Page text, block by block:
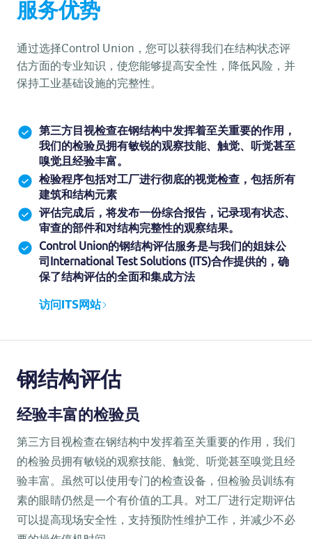
服务优势
通过选择Control Union，您可以获得我们在结构状态评
估方面的专业知识，使您能够提高安全性，降低风险，并
保持工业基础设施的完整性。
第三方目视检查在钢结构中发挥着至关重要的作用，
我们的检验员拥有敏锐的观察技能、触觉、听觉甚至
嗅觉且经验丰富。
检验程序包括对工厂进行彻底的视觉检查，包括所有
建筑和结构元素
评估完成后，将发布一份综合报告，记录现有状态、
审查的部件和对结构完整性的观察结果。
Control Union的钢结构评估服务是与我们的姐妹公
司International Test Solutions (ITS)合作提供的，确
保了结构评估的全面和集成方法
访问ITS网站
钢结构评估
经验丰富的检验员
第三方目视检查在钢结构中发挥着至关重要的作用，我们
的检验员拥有敏锐的观察技能、触觉、听觉甚至嗅觉且经
验丰富。虽然可以使用专门的检查设备，但检验员训练有
素的眼睛仍然是一个有价值的工具。对工厂进行定期评估
可以提高现场安全性，支持预防性维护工作，并减少不必